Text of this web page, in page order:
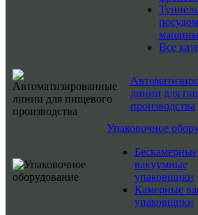
Все
линии для
производства
Упаковочное
Бескамерные
вакуумные
упаковщики
Камерные
упаковщики